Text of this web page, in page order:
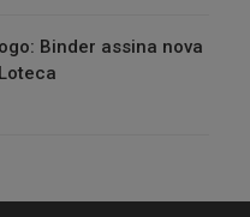
Binder assina nova